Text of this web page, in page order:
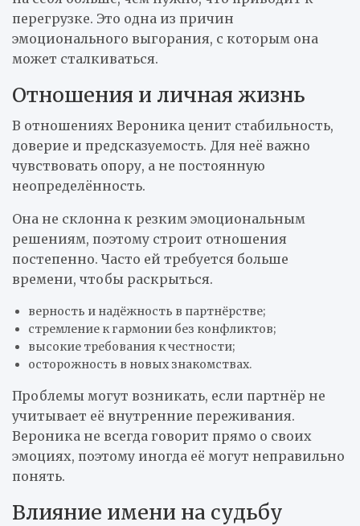
перегрузке. Это одна из причин
эмоционального выгорания, с которым она
может сталкиваться.
Отношения и личная жизнь
В отношениях Вероника ценит стабильность,
доверие и предсказуемость. Для неё важно
чувствовать опору, а не постоянную
неопределённость.
Она не склонна к резким эмоциональным
решениям, поэтому строит отношения
постепенно. Часто ей требуется больше
времени, чтобы раскрыться.
верность и надёжность в партнёрстве;
стремление к гармонии без конфликтов;
высокие требования к честности;
осторожность в новых знакомствах.
Проблемы могут возникать, если партнёр не
учитывает её внутренние переживания.
Вероника не всегда говорит прямо о своих
эмоциях, поэтому иногда её могут неправильно
понять.
Влияние имени на судьбу